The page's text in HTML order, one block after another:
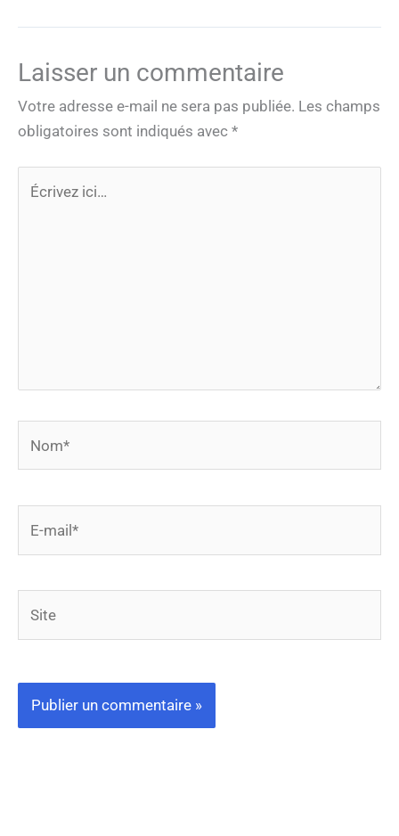
Laisser un commentaire
Votre adresse e-mail ne sera pas publiée. Les champs
obligatoires sont indiqués avec *
ici…